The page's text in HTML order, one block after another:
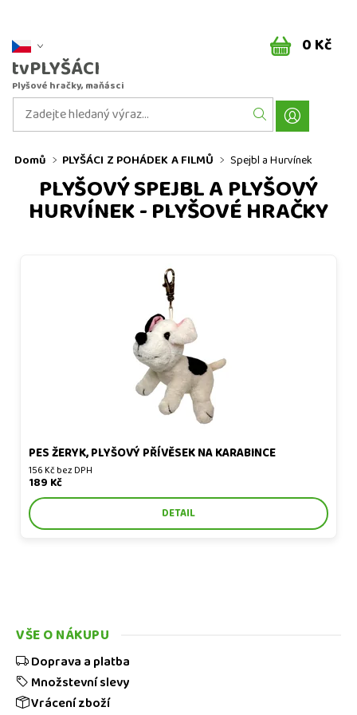
tvPLYŠÁCI
Plyšové hračky, maňásci
0 Kč
Domů PLYŠÁCI Z POHÁDEK A FILMŮ Spejbl a Hurvínek
PLYŠOVÝ SPEJBL A PLYŠOVÝ
HURVÍNEK - PLYŠOVÉ HRAČKY
Pes Žeryk, plyšový přívěsek na karabince
PES ŽERYK, PLYŠOVÝ PŘÍVĚSEK NA KARABINCE
156 Kč bez DPH
189 Kč
DETAIL
VŠE O NÁKUPU
Doprava a platba
Množstevní slevy
Vrácení zboží